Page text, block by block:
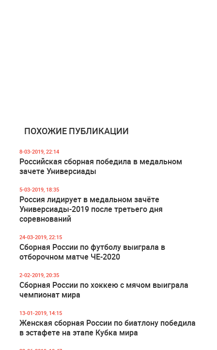
ПОХОЖИЕ ПУБЛИКАЦИИ
8-03-2019, 22:14
Российская сборная победила в медальном
зачете Универсиады
5-03-2019, 18:35
Россия лидирует в медальном зачёте
Универсиады-2019 после третьего дня
соревнований
24-03-2019, 22:15
Сборная России по футболу выиграла в
отборочном матче ЧЕ-2020
2-02-2019, 20:35
Сборная России по хоккею с мячом выиграла
чемпионат мира
13-01-2019, 14:15
Женская сборная России по биатлону победила
в эстафете на этапе Кубка мира